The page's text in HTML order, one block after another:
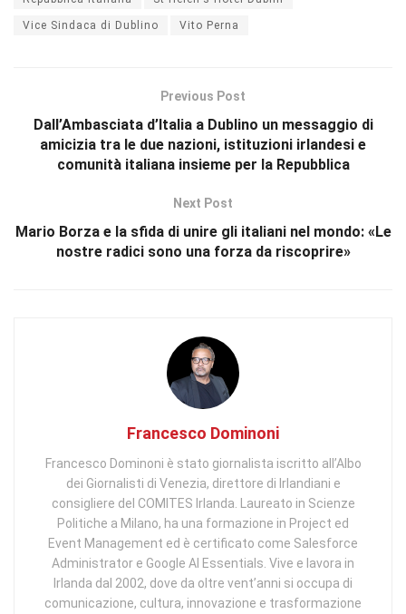
Vice Sindaca di Dublino Vito Perna
Previous Post
Dall’Ambasciata d’Italia a Dublino un messaggio di
amicizia tra le due nazioni, istituzioni irlandesi e
comunità italiana insieme per la Repubblica
Next Post
Mario Borza e la sfida di unire gli italiani nel mondo: «Le
nostre radici sono una forza da riscoprire»
Francesco Dominoni
Francesco Dominoni è stato giornalista iscritto all’Albo
dei Giornalisti di Venezia, direttore di Irlandiani e
consigliere del COMITES Irlanda. Laureato in Scienze
Politiche a Milano, ha una formazione in Project ed
Event Management ed è certificato come Salesforce
Administrator e Google AI Essentials. Vive e lavora in
Irlanda dal 2002, dove da oltre vent’anni si occupa di
comunicazione, cultura, innovazione e trasformazione